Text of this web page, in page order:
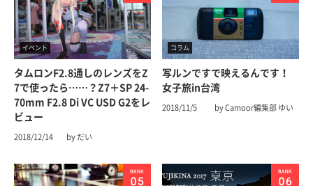
イベント
タムロンF2.8通しのレンズをZ
7で使ったら……？Z7＋SP 24-
70mm F2.8 Di VC USD G2をレ
ビュー
2018/12/14 by だい
コラム
写ルンですで映えるんです！
女子旅in台湾
2018/11/5 by Camoor編集部 ゆい